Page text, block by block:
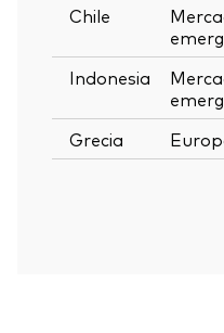
Chile
Indonesia
Grecia